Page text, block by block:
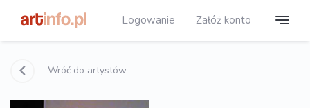
Logowanie Załóż konto
Wróć do artystów